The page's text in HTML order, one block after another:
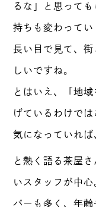
るな」と思って
持ちも変わってい
長い目で見て、
しいですね。
とはいえ、「地
げているわけで
気になっていれば
と熱く語る茶屋
いスタッフが中
バーも多く、年